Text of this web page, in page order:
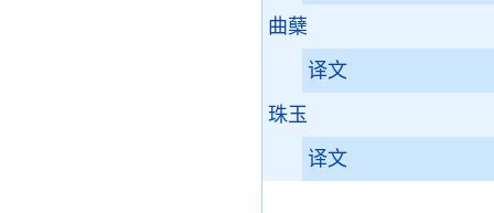
曲蘖
译文
珠玉
译文